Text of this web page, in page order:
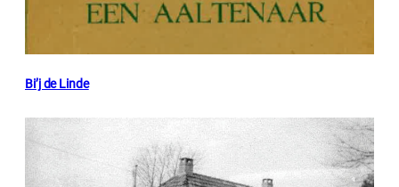
Bi’j de Linde